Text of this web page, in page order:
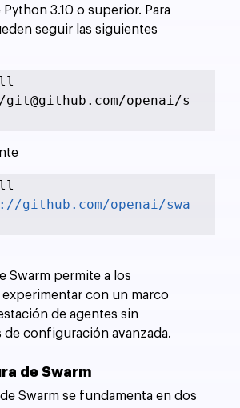
3.10 o superior. Para
seguir las siguientes
openai/s
github.com/openai/swa
Swarm permite a los
con un marco
de agentes sin
configuración avanzada.
de Swarm
Swarm se fundamenta en dos